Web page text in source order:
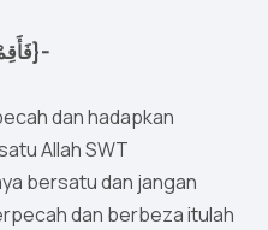
Ayat 31- {فَأَقِمْ وَجْهَكَ لِلدِّينِ}-
dan hadapkan
Allah SWT
bersatu dan jangan
dan berbeza itulah